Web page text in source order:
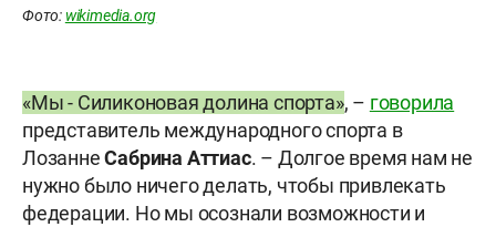
Фото: wikimedia.org
«Мы - Силиконовая долина спорта», – говорила
представитель международного спорта в
ЛозаннеСабрина Аттиас. – Долгое время нам не
нужно было ничего делать, чтобы привлекать
федерации. Но мы осознали возможности и